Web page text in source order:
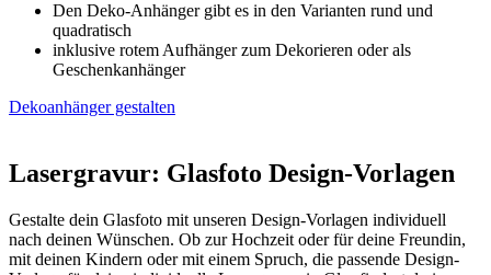
Den Deko-Anhänger gibt es in den Varianten rund und
quadratisch
inklusive rotem Aufhänger zum Dekorieren oder als
Geschenkanhänger
Dekoanhänger gestalten
Lasergravur: Glasfoto Design-Vorlagen
Gestalte dein Glasfoto mit unseren Design-Vorlagen individuell
nach deinen Wünschen. Ob zur Hochzeit oder für deine Freundin,
mit deinen Kindern oder mit einem Spruch, die passende Design-